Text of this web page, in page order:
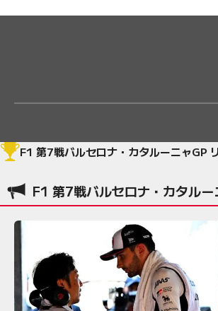
F1 第7戦バルセロナ・カタルーニャGP
F1 第7戦バルセロナ・カタル